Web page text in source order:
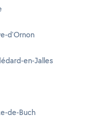
d'Ornon
en-Jalles
de-Buch